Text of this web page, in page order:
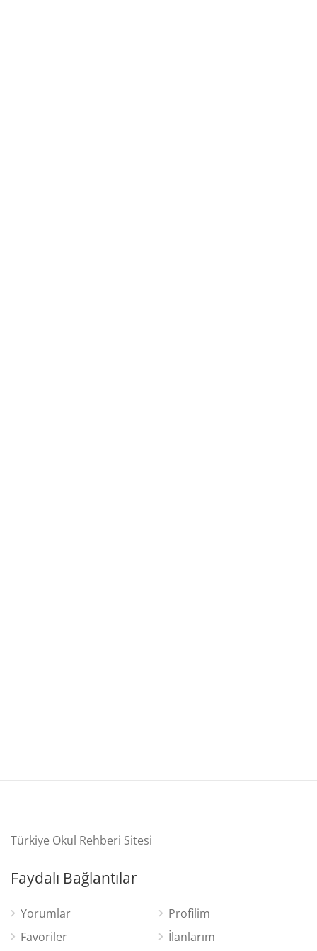
Türkiye Okul Rehberi Sitesi
Faydalı Bağlantılar
Yorumlar
Favoriler
Profilim
İlanlarım